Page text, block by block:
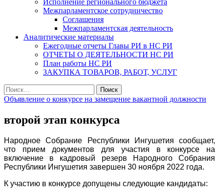
Исполнение регионального бюджета
Межпарламентское сотрудничество
Соглашения
Межпарламентская деятельность
Аналитические материалы
Ежегодные отчеты Главы РИ в НС РИ
ОТЧЕТЫ О ДЕЯТЕЛЬНОСТИ НС РИ
План работы НС РИ
ЗАКУПКА ТОВАРОВ, РАБОТ, УСЛУГ
Найти:
Объявление о конкурсе на замещение вакантной должности
второй этап конкурса
Народное Собрание Республики Ингушетия сообщает,
что прием документов для участия в конкурсе на
включение в кадровый резерв Народного Собрания
Республики Ингушетия завершен 30 ноября 2022 года.
К участию в конкурсе допущены следующие кандидаты: